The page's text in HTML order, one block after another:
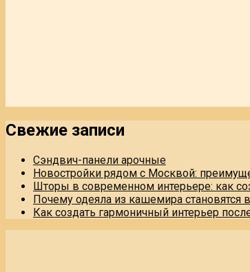
Свежие записи
Сэндвич-панели арочные
Новостройки рядом с Москвой:
Шторы в современном интерьере: как
Почему одеяла из кашемира становятся
Как создать гармоничный интерьер